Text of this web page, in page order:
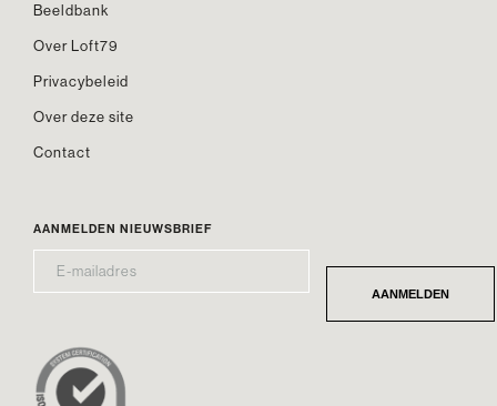
Beeldbank
Over Loft79
Privacybeleid
Over deze site
Contact
AANMELDEN NIEUWSBRIEF
MAILADRES* AANMELDEN